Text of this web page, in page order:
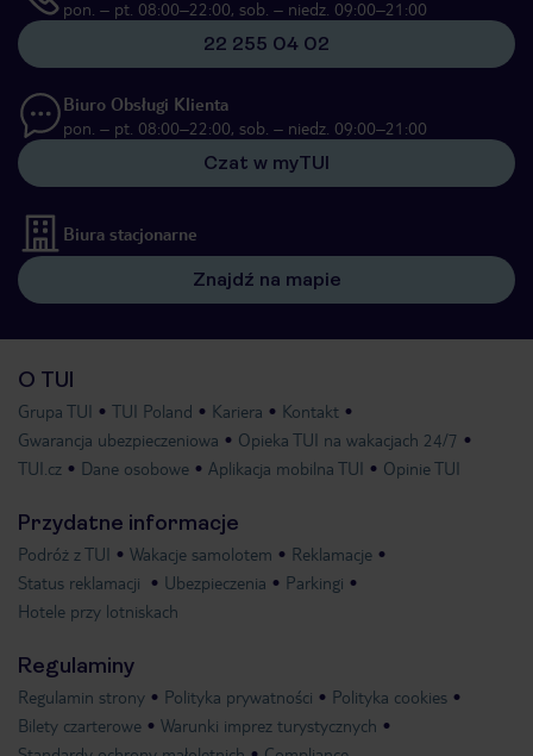
pon. – pt. 08:00–22:00, sob. – niedz. 09:00–21:00
22 255 04 02
Biuro Obsługi Klienta
pon. – pt. 08:00–22:00, sob. – niedz. 09:00–21:00
Czat w myTUI
Biura stacjonarne
Znajdź na mapie
O TUI
Grupa TUI TUI Poland Kariera
Kontakt
Gwarancja ubezpieczeniowa
Opieka TUI na wakacjach 24/7
TUI.cz
Dane osobowe Aplikacja mobilna TUI Opinie TUI
Przydatne informacje
Podróż z TUI Wakacje samolotem
Reklamacje
Status reklamacji
Ubezpieczenia
Parkingi
Hotele przy lotniskach
Regulaminy
Regulamin strony Polityka prywatności
Polityka cookies
Bilety czarterowe
Warunki imprez turystycznych